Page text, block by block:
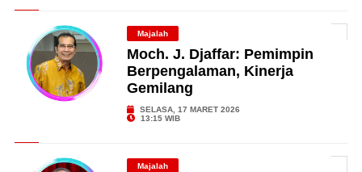
Majalah
Moch. J. Djaffar: Pemimpin
Berpengalaman, Kinerja
Gemilang
SELASA, 17 MARET 2026
13:15 WIB
Majalah